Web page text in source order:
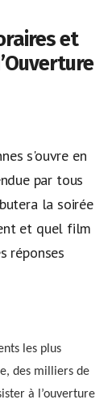
et
s'ouvre en
par tous
la soirée
et quel film
réponses
les plus
des milliers de
à l’ouverture